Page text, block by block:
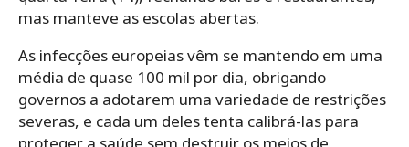
mas manteve as escolas abertas.
As infecções europeias vêm se mantendo em uma
média de quase 100 mil por dia, obrigando
governos a adotarem uma variedade de restrições
severas, e cada um deles tenta calibrá-las para